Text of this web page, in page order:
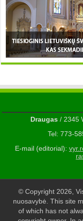
Draugas/ 2345
Tel: 773-
E-mail (editorial):
© Copyright 2026,
nuosavybė. This site
of which has not